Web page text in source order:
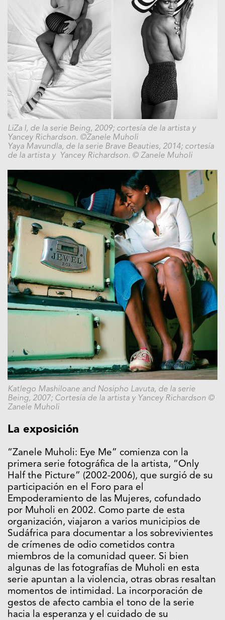
LiZa I, de la serie Being, 2009; cortesía de la artista y
Yancey Richardson. ©Zanele Muholi
Yaya Mavundla, de la serie Brave Beauties, 2014; cortesía
de la artista y Yancey Richardson. © Zanele Muholi
Katlego Mashiloane and Nosipho Lavuta, de la serie
Being, 2007; Cortesía de la artista y Yancey Richardson ©
Zanele Muholi
La exposición
“Zanele Muholi: Eye Me” comienza con la
primera serie fotográfica de la artista, “Only
Half the Picture” (2002-2006), que surgió de su
participación en el Foro para el
Empoderamiento de las Mujeres, cofundado
por Muholi en 2002. Como parte de esta
organización, viajaron a varios municipios de
Sudáfrica para documentar a los sobrevivientes
de crímenes de odio cometidos contra
miembros de la comunidad queer. Si bien
algunas de las fotografías de Muholi en esta
serie apuntan a la violencia, otras obras resaltan
momentos de intimidad. La incorporación de
gestos de afecto cambia el tono de la serie
hacia la esperanza y el cuidado de su